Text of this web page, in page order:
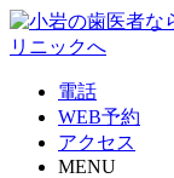
電話
WEB予約
アクセス
MENU